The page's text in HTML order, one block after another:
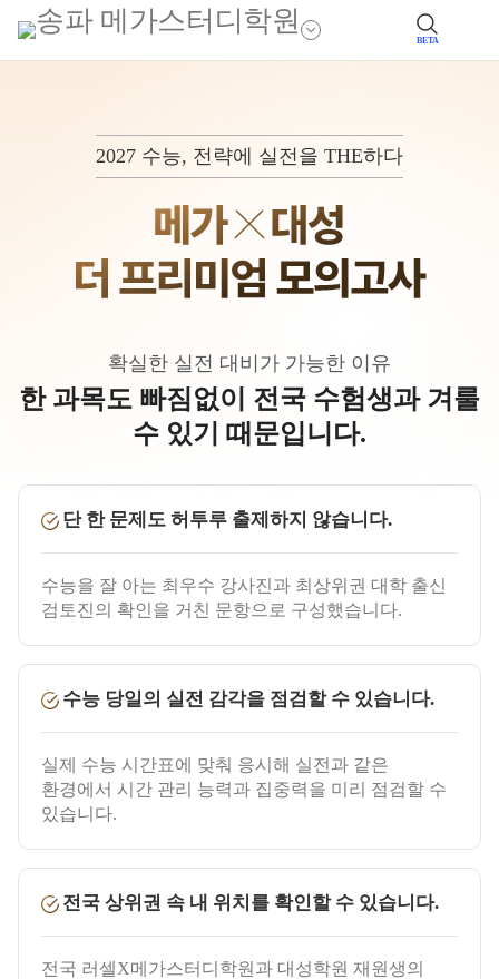
BETA
2027 수능, 전략에 실전을 THE하다
확실한 실전 대비가 가능한 이유
한 과목도 빠짐없이 전국 수험생과 겨룰
수 있기 때문입니다.
단 한 문제도 허투루 출제하지 않습니다.
수능을 잘 아는 최우수 강사진과 최상위권 대학 출신
검토진의 확인을 거친 문항으로 구성했습니다.
수능 당일의 실전 감각을 점검할 수 있습니다.
실제 수능 시간표에 맞춰 응시해 실전과 같은
환경에서 시간 관리 능력과 집중력을 미리 점검할 수
있습니다.
전국 상위권 속 내 위치를 확인할 수 있습니다.
전국 러셀X메가스터디학원과 대성학원 재원생의